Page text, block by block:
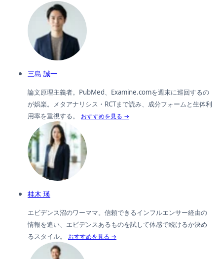
三島 誠一
論文原理主義者。PubMed、Examine.comを週末に巡回するの
が娯楽。メタアナリシス・RCTまで読み、成分フォームと生体利
用率を重視する。
おすすめを見る →
桂木 瑛
エビデンス沼のワーママ。信頼できるインフルエンサー経由の
情報を追い、エビデンスあるものを試して体感で続けるか決め
るスタイル。
おすすめを見る →